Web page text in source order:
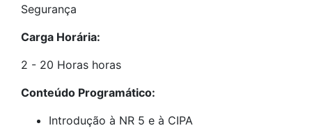
Segurança
Carga Horária:
2 - 20 Horas horas
Conteúdo Programático:
Introdução à NR 5 e à CIPA